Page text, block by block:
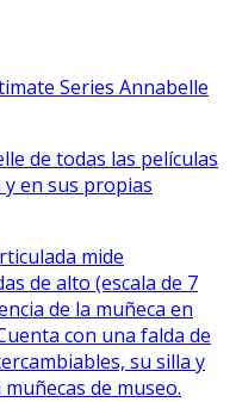
Series Annabelle
de todas las películas
en sus propias
mide
de alto (escala de 7
de la muñeca en
con una falda de
su silla y
de museo.